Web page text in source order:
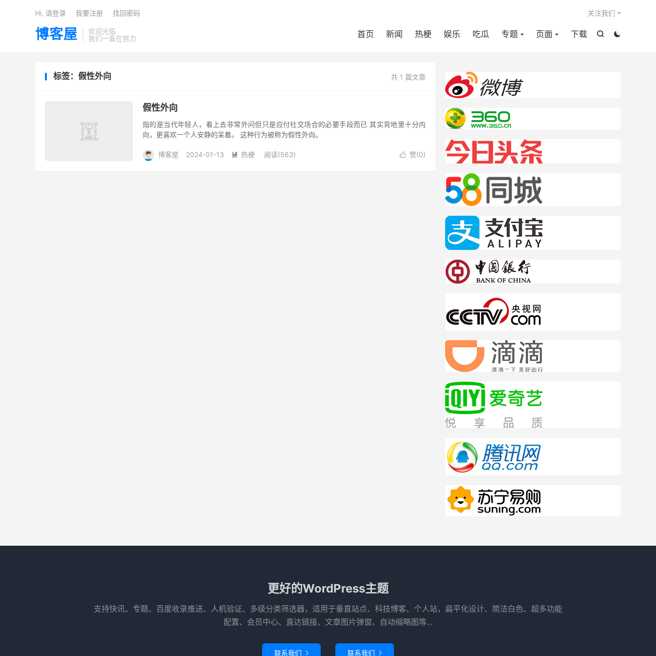
博客屋
欢迎光临
我们一直在努力


首页 新闻 热梗 娱乐 吃瓜 专题 页面 下载
关注我们
Hi, 请登录 我要注册 找回密码
共 1 篇文章
标签：假性外向
假性外向
指的是当代年轻人，看上去非常外问但只是应付社交场合的必要手段而已 其实背地里十分内
向，更喜欢一个人安静的呆着。 这种行为被称为假性外向。
 赞(0)
博客屋 2024-01-13  热梗 阅读(563)
更好的WordPress主题
支持快讯、专题、百度收录推送、人机验证、多级分类筛选器，适用于垂直站点、科技博客、个人站，扁平化设计、简洁白色、超多功能
配置、会员中心、直达链接、文章图片弹窗、自动缩略图等...
联系我们  联系我们 